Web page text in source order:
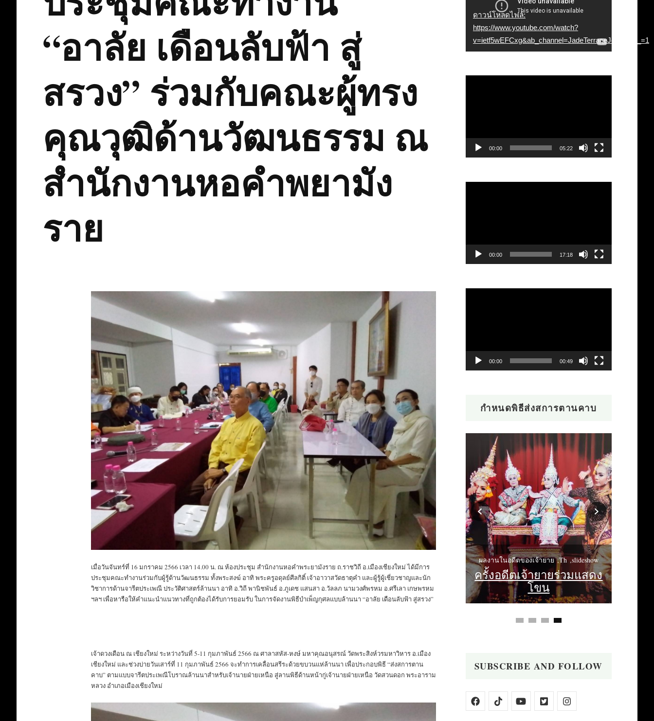
“อาลัย เดือนลับฟ้า สู่
สรวง” ร่วมกับคณะผู้ทรง
คุณวุฒิด้านวัฒนธรรม ณ
สำนักงานหอคำพยามัง
ราย
เมื่อวันจันทร์ที่ 16 มกราคม 2566 เวลา 14.00 น. ณ ห้องประชุม สำนักงานหอคำพระยามังราย ถ.ราชวิถี อ.เมืองเชียงใหม่ ได้มีการ
ประชุมคณะทำงานร่วมกับผู้รู้ด้านวัฒนธรรม ทั้งพระสงฆ์ อาทิ พระครูอดุลย์ศีลกิติ์ เจ้าอาวาสวัดธาตุคำ และผู้รู้ผู้เชี่ยวชาญและนัก
วิชาการด้านจารีตประเพณี ประวัติศาสตร์ล้านนา อาทิ อ.วิถี พานิชพันธ์ อ.ภูเดช แสนสา อ.วัลลภ นามวงศ์พรหม อ.ศรีเลา เกษพรหม
ฯลฯ เพื่อหารือให้คำแนะนำแนวทางที่ถูกต้องได้รับการยอมรับ ในการจัดงานพิธีบำเพ็ญกุศลแบบล้านนา “อาลัย เดือนลับฟ้า สู่สรวง”
เจ้าดวงเดือน ณ เชียงใหม่ ระหว่างวันที่ 5-11 กุมภาพันธ์ 2566 ณ ศาลาสหัส-หงษ์ มหาคุณอนุสรณ์ วัดพระสิงห์วรมหาวิหาร อ.เมือง
เชียงใหม่ และช่วงบ่ายวันเสาร์ที่ 11 กุมภาพันธ์ 2566 จะทำการเคลื่อนสรีระด้วยขบวนแห่ล้านนา เพื่อประกอบพิธี “ส่งสการตาน
คาบ” ตามแบบจารีตประเพณีโบราณล้านนาสำหรับเจ้านายฝ่ายเหนือ สู่ลานพิธีด้านหน้ากู่เจ้านายฝ่ายเหนือ วัดสวนดอก พระอาราม
หลวง อำเภอเมืองเชียงใหม่
ไฟล์
วิดีโอ
ดาวน์โหลดไฟล์:
https://www.youtube.com/watch?
v=ietf5wEFCxg&ab_channel=JadeTerraceJewelry&_=1
วิดีโอ00:00 05:22
วิดีโอ00:00 17:18
วิดีโอ00:00 00:49
กำหนดพิธีส่งสการตานคาบ
slideshow
Th
ผลงานในอดีตของเจ้ายาย
ครั้งอดีตเจ้ายายร่วมแสดง
โขน
ค่าของแผ่นดิน ค่านิยม
นิยามสุนทรี
บุคคลต้นแบบ “ค่าของแผ่น
ดิน”
ผลงานในอดีตของเจ้ายาย
เจ้าดวงเดือน ณ เชียงใหม่
กับ สมาคมวางแผน
ครอบครัว (สวท.)
SUBSCRIBE AND FOLLOW